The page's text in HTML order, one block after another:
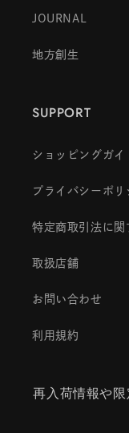
JOURNAL
地方創生
SUPPORT
ショッピングガイ
プライバシーポリ
特定商取引法に関
取扱店舗
お問い合わせ
利用規約
再入荷情報や